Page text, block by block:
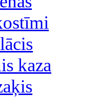
kaza